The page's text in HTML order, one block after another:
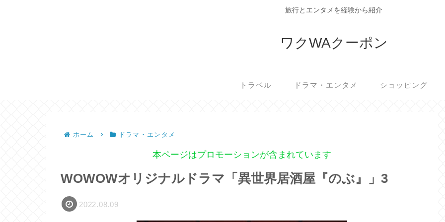
旅行とエンタメを経験から紹介
ワクWAクーポン
トラベル ドラマ・エンタメ ショッピング
ホーム ドラマ・エンタメ
本ページはプロモーションが含まれています
WOWOWオリジナルドラマ「異世界居酒屋『のぶ』」3
2022.08.09